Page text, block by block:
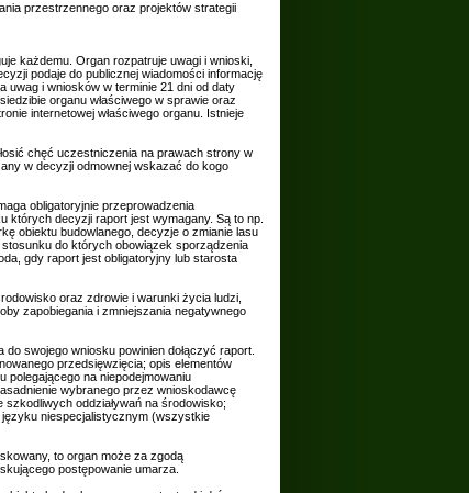
przestrzennego oraz projektów strategii
każdemu. Organ rozpatruje uwagi i wnioski,
podaje do publicznej wiadomości informację
uwag i wniosków w terminie 21 dni od daty
organu właściwego w sprawie oraz
internetowej właściwego organu. Istnieje
chęć uczestniczenia na prawach strony w
w decyzji odmownej wskazać do kogo
obligatoryjnie przeprowadzenia
których decyzji raport jest wymagany. Są to np.
obiektu budowlanego, decyzje o zmianie lasu
do których obowiązek sporządzenia
gdy raport jest obligatoryjny lub starosta
oraz zdrowie i warunki życia ludzi,
zapobiegania i zmniejszania negatywnego
swojego wniosku powinien dołączyć raport.
przedsięwzięcia; opis elementów
na niepodejmowaniu
wybranego przez wnioskodawcę
oddziaływań na środowisko;
niespecjalistycznym (wszystkie
to organ może za zgodą
postępowanie umarza.